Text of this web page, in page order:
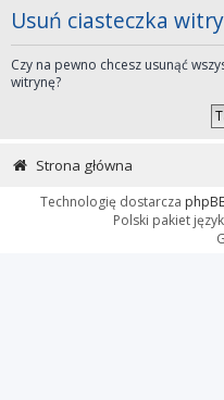
Usuń ciasteczka
Czy na pewno chcesz usunąć
witrynę?
Strona główna
Technologię dostarcza
Polski pakiet